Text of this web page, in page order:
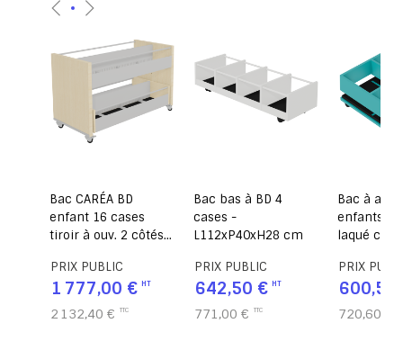
Bac CARÉA BD
enfant 16 cases
tiroir à ouv. 2 côtés
roulettes - L122 x
P60 x H77,5 cm
PRIX PUBLIC
1 777,00 €
2 132,40 €
Bac bas à BD 4
cases -
L112xP40xH28 cm
PRIX PUBLIC
642,50 €
771,00 €
Bac à
enfants 4
laqué
PRIX
600,50
720,60 €